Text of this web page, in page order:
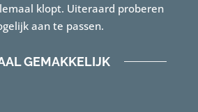
klopt. Uiteraard proberen
aan te passen.
GEMAKKELIJK